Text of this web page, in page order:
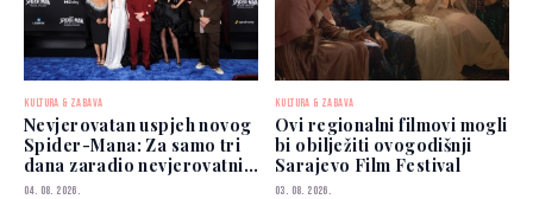
KULTURA & ZABAVA
Nevjerovatan uspjeh novog
Spider-Mana: Za samo tri
dana zaradio nevjerovatnih
927 miliona dolara
04. 08. 2026.
KULTURA & ZABAVA
Ovi regionalni filmovi mogli
bi obilježiti ovogodišnji
Sarajevo Film Festival
03. 08. 2026.